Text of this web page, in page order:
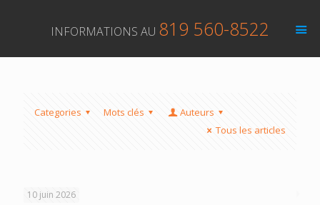
INFORMATIONS AU 819 560-8522
Categories Mots clés
Auteurs
Tous les articles
10 juin 2026